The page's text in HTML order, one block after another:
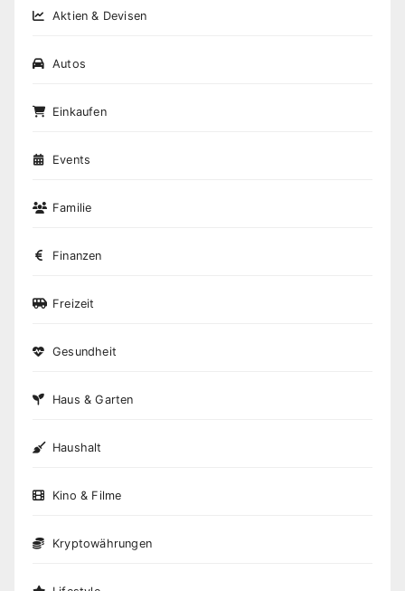
Aktien & Devisen
Autos
Einkaufen
Events
Familie
Finanzen
Freizeit
Gesundheit
Haus & Garten
Haushalt
Kino & Filme
Kryptowährungen